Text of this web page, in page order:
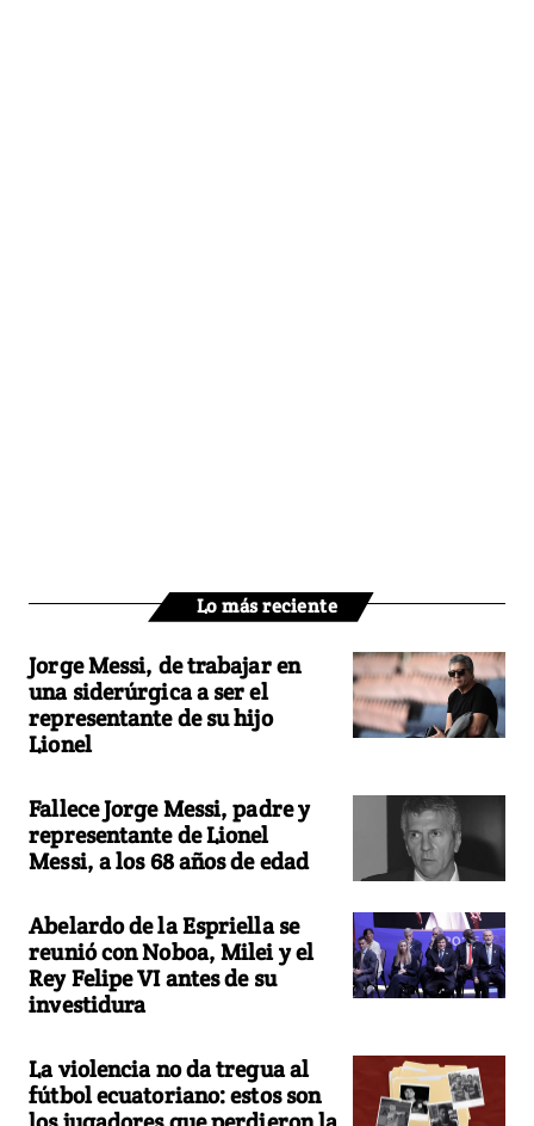
Lo más reciente
Jorge Messi, de trabajar en
una siderúrgica a ser el
representante de su hijo
Lionel
Fallece Jorge Messi, padre y
representante de Lionel
Messi, a los 68 años de edad
Abelardo de la Espriella se
reunió con Noboa, Milei y el
Rey Felipe VI antes de su
investidura
La violencia no da tregua al
fútbol ecuatoriano: estos son